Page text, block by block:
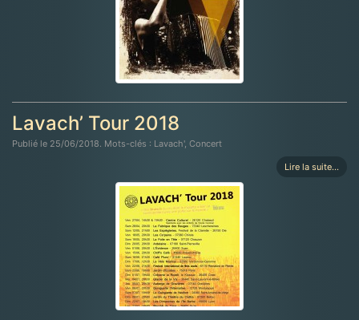
Lavach’ Tour 2018
Publié le 25/06/2018. Mots-clés : Lavach', Concert
Lire la suite...